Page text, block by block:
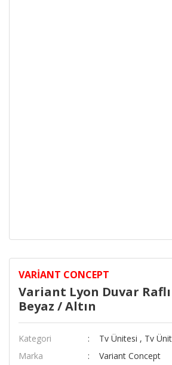
VARIANT CONCEPT
Variant Lyon Duvar
Beyaz / Altın
Kategori Tv Ünitesi , Tv
Marka
Variant Concept